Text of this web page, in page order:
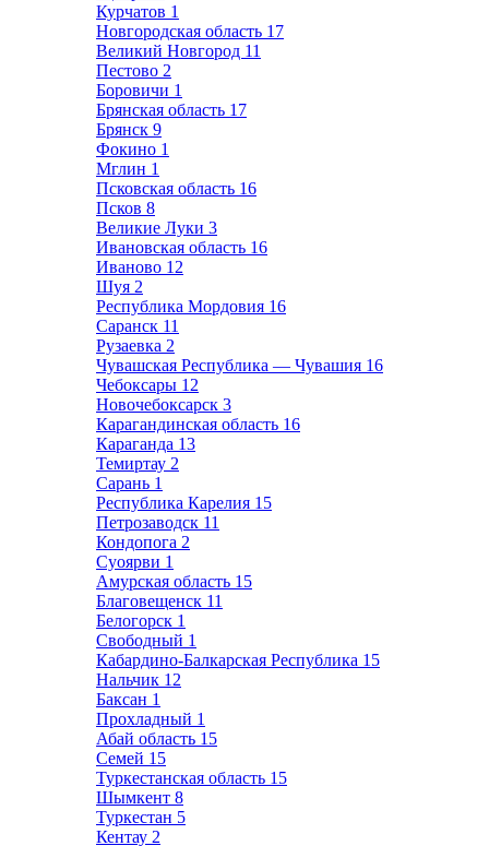
Курчатов 1
Новгородская область 17
Великий Новгород 11
Пестово 2
Боровичи 1
Брянская область 17
Брянск 9
Фокино 1
Мглин 1
Псковская область 16
Псков 8
Великие Луки 3
Ивановская область 16
Иваново 12
Шуя 2
Республика Мордовия 16
Саранск 11
Рузаевка 2
Чувашская Республика — Чувашия 16
Чебоксары 12
Новочебоксарск 3
Карагандинская область 16
Караганда 13
Темиртау 2
Сарань 1
Республика Карелия 15
Петрозаводск 11
Кондопога 2
Суоярви 1
Амурская область 15
Благовещенск 11
Белогорск 1
Свободный 1
Кабардино-Балкарская Республика 15
Нальчик 12
Баксан 1
Прохладный 1
Абай область 15
Семей 15
Туркестанская область 15
Шымкент 8
Туркестан 5
Кентау 2